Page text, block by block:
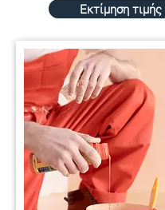
Εκτίμηση